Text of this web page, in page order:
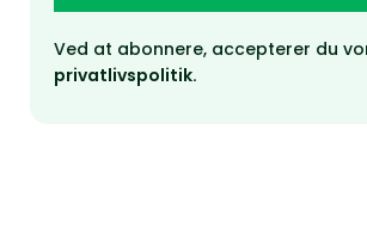
Ved at abonnere, accepterer du
privatlivspolitik.